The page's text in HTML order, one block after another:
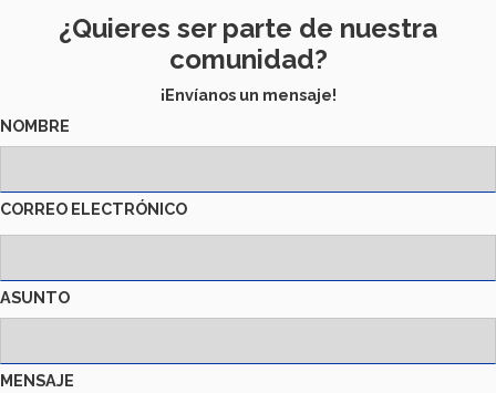
¿Quieres ser parte de nuestra
comunidad?
¡Envíanos un mensaje!
NOMBRE
CORREO ELECTRÓNICO
ASUNTO
MENSAJE